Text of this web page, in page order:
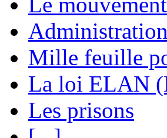
Mille feuille
La loi ELAN
Les prisons